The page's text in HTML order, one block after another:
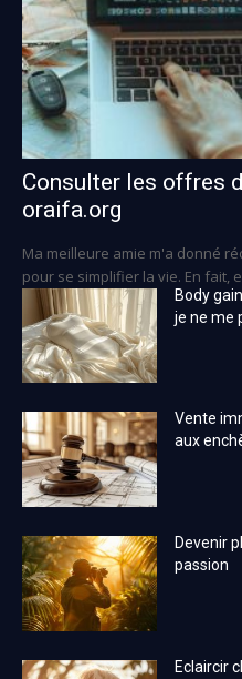
Consulter les offres
oraifa.org
Ma meilleure amie m'a donné
pour se simplifier la vie. En fait,
Body
je ne me
Vente
aux
Devenir
passion
Eclaircir